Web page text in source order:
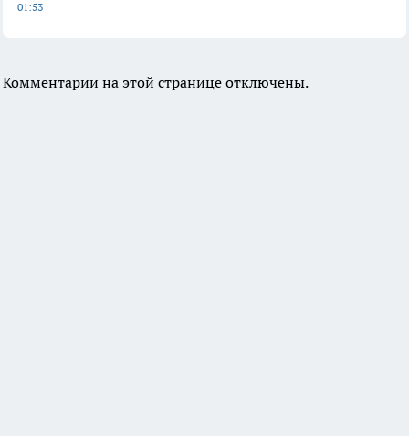
01:53
Комментарии на этой странице отключены.